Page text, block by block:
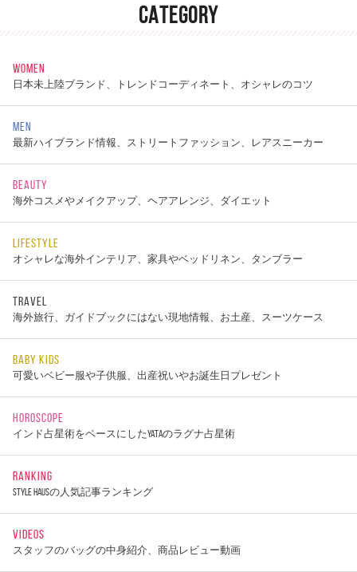
CATEGORY
WOMEN
日本未上陸ブランド、トレンドコーディネート、オシャレのコツ
MEN
最新ハイブランド情報、ストリートファッション、レアスニーカー
BEAUTY
海外コスメやメイクアップ、ヘアアレンジ、ダイエット
LIFESTYLE
オシャレな海外インテリア、家具やベッドリネン、タンブラー
TRAVEL
海外旅行、ガイドブックにはない現地情報、お土産、スーツケース
BABY KIDS
可愛いベビー服や子供服、出産祝いやお誕生日プレゼント
HOROSCOPE
インド占星術をベースにしたYATAのラグナ占星術
RANKING
STYLE HAUSの人気記事ランキング
VIDEOS
スタッフのバッグの中身紹介、商品レビュー動画